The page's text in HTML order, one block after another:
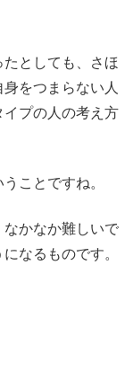
としても、さほ
をつまらない人
プの人の考え方
ことですね。
かなか難しいで
なるものです。